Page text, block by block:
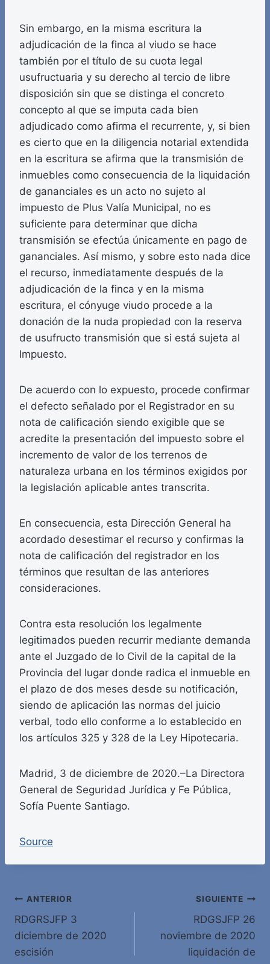
Sin embargo, en la misma escritura la
adjudicación de la finca al viudo se hace
también por el título de su cuota legal
usufructuaria y su derecho al tercio de libre
disposición sin que se distinga el concreto
concepto al que se imputa cada bien
adjudicado como afirma el recurrente, y, si bien
es cierto que en la diligencia notarial extendida
en la escritura se afirma que la transmisión de
inmuebles como consecuencia de la liquidación
de gananciales es un acto no sujeto al
impuesto de Plus Valía Municipal, no es
suficiente para determinar que dicha
transmisión se efectúa únicamente en pago de
gananciales. Así mismo, y sobre esto nada dice
el recurso, inmediatamente después de la
adjudicación de la finca y en la misma
escritura, el cónyuge viudo procede a la
donación de la nuda propiedad con la reserva
de usufructo transmisión que si está sujeta al
Impuesto.
De acuerdo con lo expuesto, procede confirmar
el defecto señalado por el Registrador en su
nota de calificación siendo exigible que se
acredite la presentación del impuesto sobre el
incremento de valor de los terrenos de
naturaleza urbana en los términos exigidos por
la legislación aplicable antes transcrita.
En consecuencia, esta Dirección General ha
acordado desestimar el recurso y confirmas la
nota de calificación del registrador en los
términos que resultan de las anteriores
consideraciones.
Contra esta resolución los legalmente
legitimados pueden recurrir mediante demanda
ante el Juzgado de lo Civil de la capital de la
Provincia del lugar donde radica el inmueble en
el plazo de dos meses desde su notificación,
siendo de aplicación las normas del juicio
verbal, todo ello conforme a lo establecido en
los artículos 325 y 328 de la Ley Hipotecaria.
Madrid, 3 de diciembre de 2020.–La Directora
General de Seguridad Jurídica y Fe Pública,
Sofía Puente Santiago.
Source
Navegación
de
entradas
ANTERIOR
RDGRSJFP 3
diciembre de 2020
escisión
SIGUIENTE
RDGSJFP 26
noviembre de 2020
liquidación de